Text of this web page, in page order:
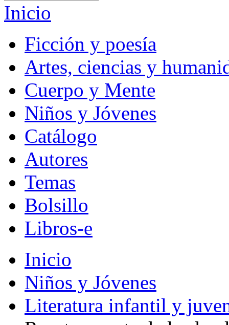
Inicio
Ficción y poesía
Artes, ciencias y
Cuerpo y Mente
Niños y Jóvenes
Catálogo
Autores
Temas
Bolsillo
Libros-e
Inicio
Niños y Jóvenes
Literatura infantil y